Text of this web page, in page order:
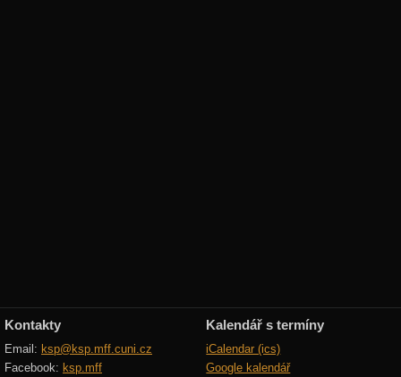
Kontakty
Email: ksp@ksp.mff.cuni.cz
Facebook: ksp.mff
Kalendář s termíny
iCalendar (ics)
Google kalendář